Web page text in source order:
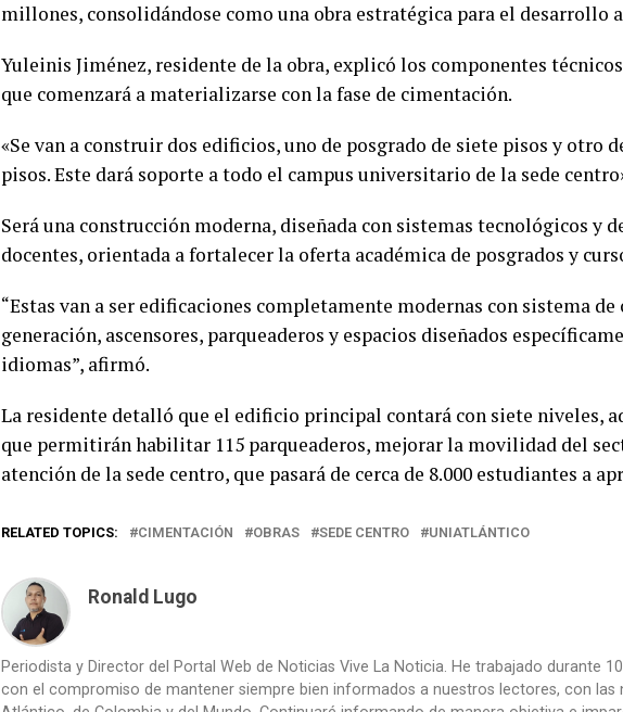
millones, consolidándose como una obra estratégica para el desarrollo
Yuleinis Jiménez, residente de la obra, explicó los componentes
que comenzará a materializarse con la fase de cimentación.
«Se van a construir dos edificios, uno de posgrado de siete pisos y otro
pisos. Este dará soporte a todo el campus universitario de la sede
Será una construcción moderna, diseñada con sistemas tecnológicos y
docentes, orientada a fortalecer la oferta académica de posgrados y
“Estas van a ser edificaciones completamente modernas con sistema
generación, ascensores, parqueaderos y espacios diseñados
idiomas”, afirmó.
La residente detalló que el edificio principal contará con siete niveles,
que permitirán habilitar 115 parqueaderos, mejorar la movilidad del
atención de la sede centro, que pasará de cerca de 8.000 estudiantes a
RELATED TOPICS: CIMENTACIÓN OBRAS SEDE CENTRO UNIATLÁNTICO
Ronald Lugo
Periodista y Director del Portal Web de Noticias Vive La Noticia. He trabajado durante
con el compromiso de mantener siempre bien informados a nuestros lectores, con las